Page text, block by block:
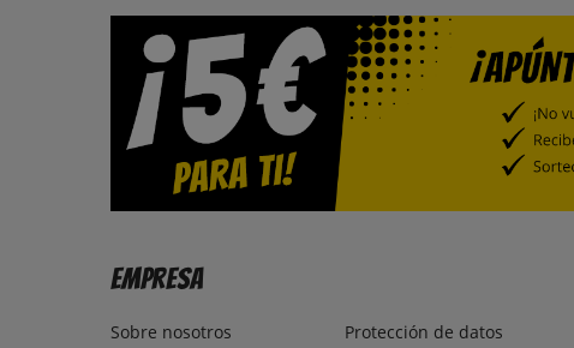
Empresa
Sobre nosotros
Protección de datos